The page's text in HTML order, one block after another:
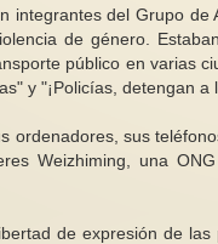
integrantes del Grupo
de género.
público en varias
y "¡Policías, detengan
ordenadores, sus
Weizhiming, una
de expresión de